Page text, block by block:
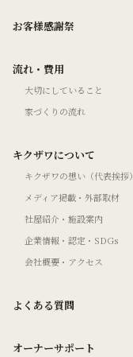
お客様感謝祭
流れ・費用
大切にしていること
家づくりの流れ
キクザワについて
キクザワの想い（代表挨拶）
メディア掲載・外部取材
社屋紹介・施設案内
企業情報・認定・SDGs
会社概要・アクセス
よくある質問
オーナーサポート